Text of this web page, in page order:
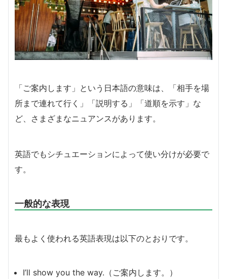
「ご案内します」という日本語の意味は、「相手を場
所まで連れて行く」「説明する」「道順を示す」な
ど、さまざまなニュアンスがあります。
英語でもシチュエーションによって使い分けが必要で
す。
一般的な表現
最もよく使われる英語表現は以下のとおりです。
I’ll show you the way.（ご案内します。）